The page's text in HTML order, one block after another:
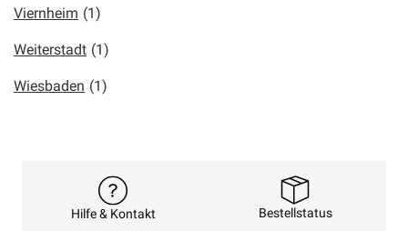
Viernheim (1)
Weiterstadt (1)
Wiesbaden (1)
Hilfe & Kontakt Bestellstatus